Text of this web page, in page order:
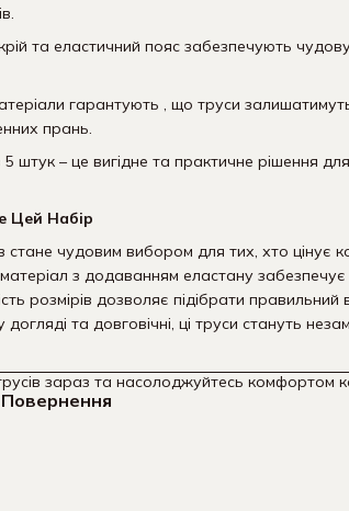
та еластичний пояс забезпечують
гарантують , що труси
прань.
5 штук – це вигідне та практичне рішення
Цей Набір
стане чудовим вибором для тих, хто цінує
з додаванням еластану
розмірів дозволяє підібрати правильний
та довговічні, ці труси стануть
зараз та насолоджуйтесь комфортом
Повернення